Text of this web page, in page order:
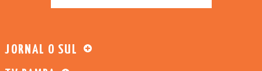
JORNAL O SUL